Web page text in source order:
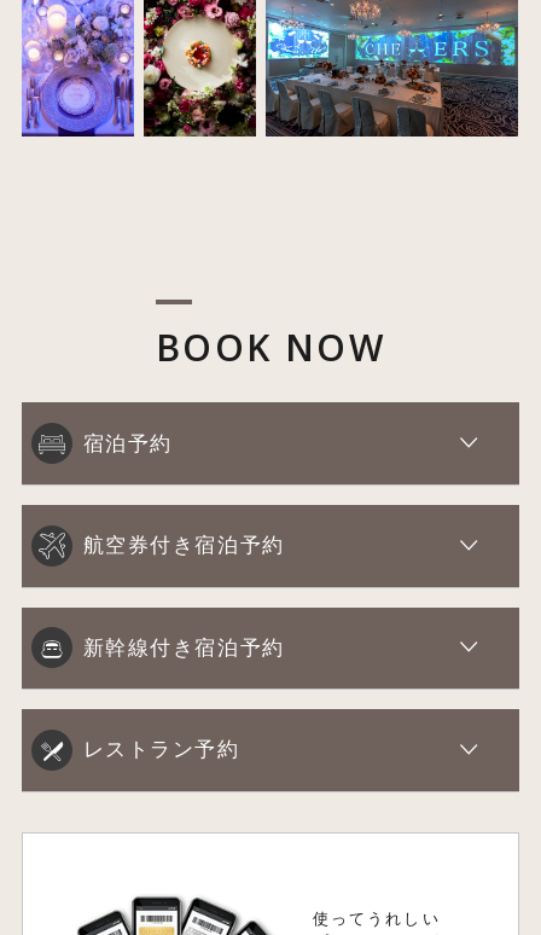
BOOK NOW
宿泊予約
航空券付き宿泊予約
新幹線付き宿泊予約
レストラン予約
使ってうれしい